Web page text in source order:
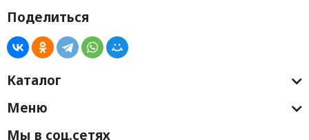
Поделиться
Каталог
Меню
Мы в соц.сетях